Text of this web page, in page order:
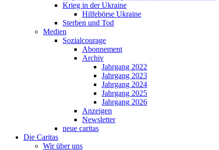
Krieg in der Ukraine
Hilfebörse Ukraine
Sterben und Tod
Medien
Sozialcourage
Abonnement
Archiv
Jahrgang 2022
Jahrgang 2023
Jahrgang 2024
Jahrgang 2025
Jahrgang 2026
Anzeigen
Newsletter
neue caritas
Die Caritas
Wir über uns